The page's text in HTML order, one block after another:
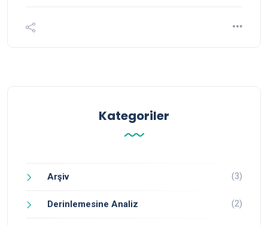
Kategoriler
Arşiv (3)
Derinlemesine Analiz (2)